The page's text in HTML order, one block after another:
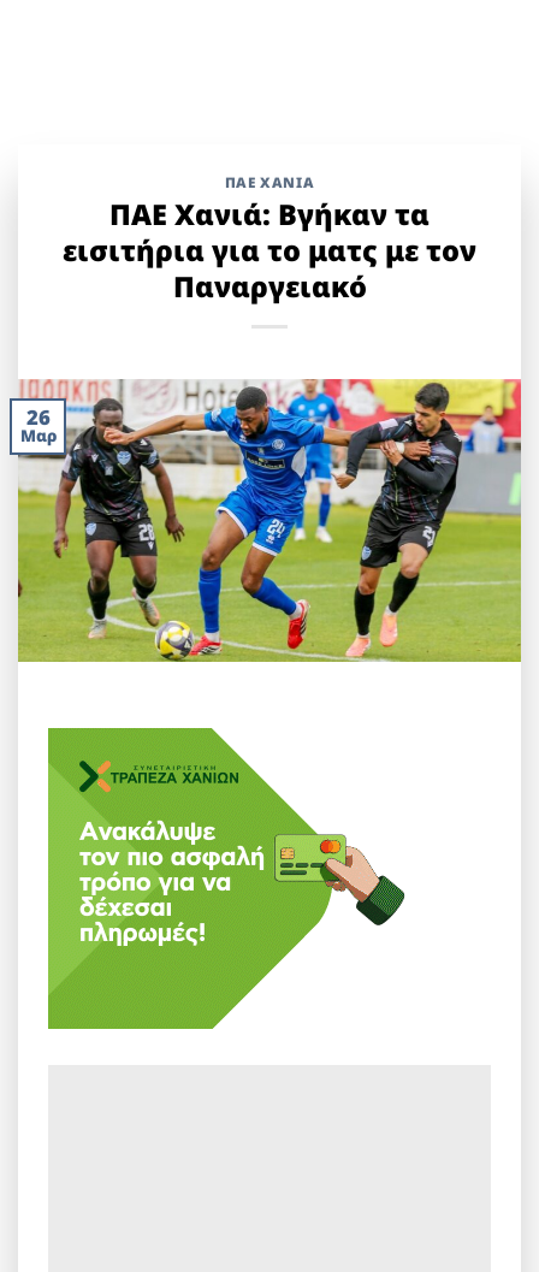
ΠΑΕ ΧΑΝΙΑ
ΠΑΕ Χανιά: Βγήκαν τα
εισιτήρια για το ματς με τον
Παναργειακό
26
Μαρ